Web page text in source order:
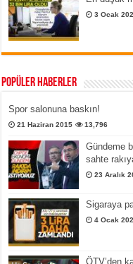
3 Ocak
Popüler Haberler
Spor salonuna baskın!
21 Haziran 2015 13,796
Gündeme
sahte
23 Aralık
Sigaraya
4 Ocak
ÖTV’den